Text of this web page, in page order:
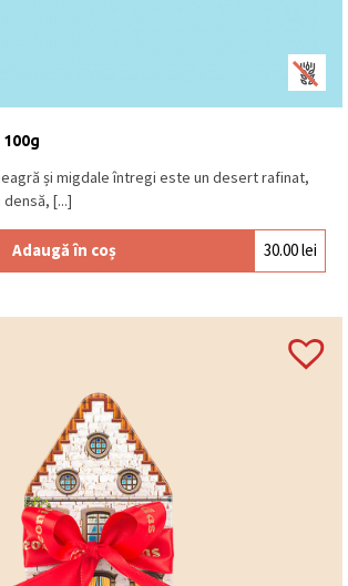
și migdale întregi este un desert rafinat,
[...]
Adaugă în coș 30.00lei